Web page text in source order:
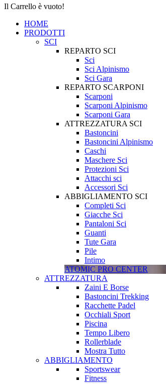
Il Carrello è vuoto!
HOME
PRODOTTI
SCI
REPARTO SCI
Sci
Sci Alpinismo
Sci Gara
REPARTO SCARPONI
Scarponi
Scarponi Alpinismo
Scarponi Gara
ATTREZZATURA SCI
Bastoncini
Bastoncini Alpinismo
Caschi
Maschere Sci
Protezioni Sci
Attacchi sci
Accessori Sci
ABBIGLIAMENTO SCI
Completi Sci
Giacche Sci
Pantaloni Sci
Guanti
Tute Gara
Pile
Intimo
ATOMIC PRO CENTER
ATTREZZATURA
Zaini E Borse
Bastoncini Trekking
Racchette Padel
Occhiali Sport
Piscina
Tempo Libero
Rollerblade
Mostra Tutto
ABBIGLIAMENTO
Sportswear
Fitness